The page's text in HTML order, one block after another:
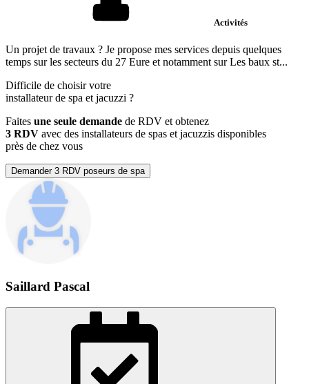
Activités
Un projet de travaux ? Je propose mes services depuis quelques
temps sur les secteurs du 27 Eure et notamment sur Les baux st...
Difficile de choisir votre
installateur de spa et jacuzzi ?
Faites une seule demande de RDV et obtenez
3 RDV avec des installateurs de spas et jacuzzis disponibles
près de chez vous
Demander 3 RDV poseurs de spa
Saillard Pascal